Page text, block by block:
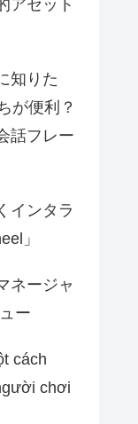
アセット
知りた
が便利？
話フレー
インタラ
」
ネージャ
ー
cách
chơi